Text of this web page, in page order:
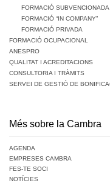
FORMACIÓ SUBVENCIONADA
FORMACIÓ “IN COMPANY”
FORMACIÓ PRIVADA
FORMACIÓ OCUPACIONAL
ANESPRO
QUALITAT I ACREDITACIONS
CONSULTORIA I TRÀMITS
SERVEI DE GESTIÓ DE
Més sobre la Cambra
AGENDA
EMPRESES CAMBRA
FES-TE SOCI
NOTÍCIES